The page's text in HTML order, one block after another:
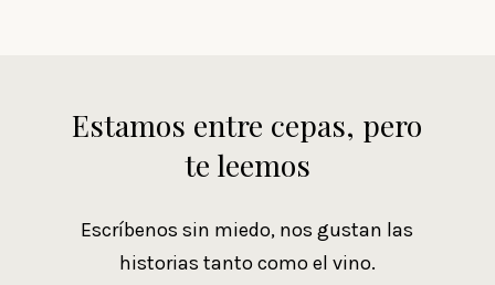
Estamos entre cepas, pero
te leemos
Escríbenos sin miedo, nos gustan las
historias tanto como el vino.